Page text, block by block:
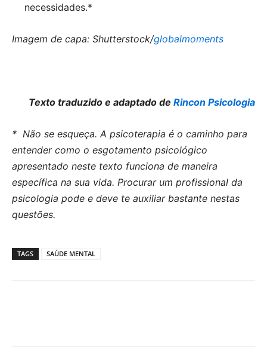
necessidades.*
Imagem de capa: Shutterstock/globalmoments
Texto traduzido e adaptado de Rincon Psicologia
* Não se esqueça. A psicoterapia é o caminho para
entender como o esgotamento psicológico
apresentado neste texto funciona de maneira
específica na sua vida. Procurar um profissional da
psicologia pode e deve te auxiliar bastante nestas
questões.
TAGS SAÚDE MENTAL